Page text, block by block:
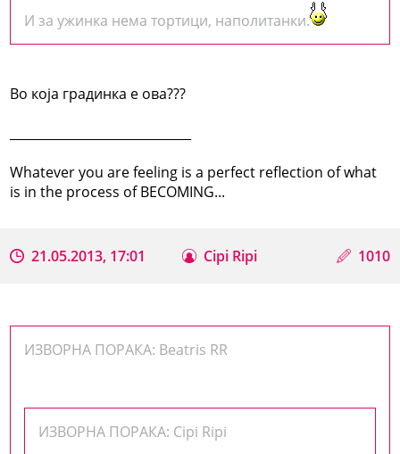
И за ужинка нема тортици, наполитанки.
Во која градинка е ова???
Whatever you are feeling is a perfect reflection of what
is in the process of BECOMING...
21.05.2013, 17:01 Cipi Ripi 1010
ИЗВОРНА ПОРАКА: Beatris RR
ИЗВОРНА ПОРАКА: Cipi Ripi